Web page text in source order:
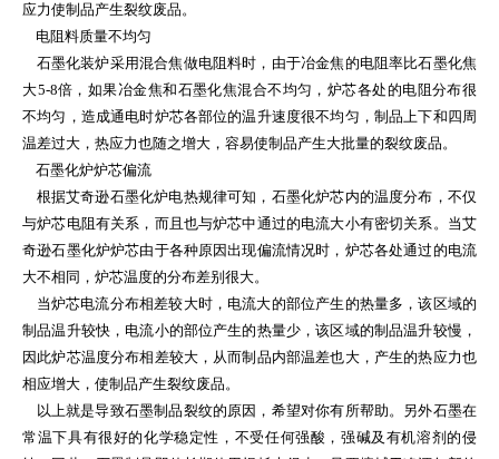
应力使制品产生裂纹废品。
电阻料质量不均匀
石墨化装炉采用混合焦做电阻料时，由于冶金焦的电阻率比石墨化焦
大5-8倍，如果冶金焦和石墨化焦混合不均匀，炉芯各处的电阻分布很
不均匀，造成通电时炉芯各部位的温升速度很不均匀，制品上下和四周
温差过大，热应力也随之增大，容易使制品产生大批量的裂纹废品。
石墨化炉炉芯偏流
根据艾奇逊石墨化炉电热规律可知，石墨化炉芯内的温度分布，不仅
与炉芯电阻有关系，而且也与炉芯中通过的电流大小有密切关系。当艾
奇逊石墨化炉炉芯由于各种原因出现偏流情况时，炉芯各处通过的电流
大不相同，炉芯温度的分布差别很大。
当炉芯电流分布相差较大时，电流大的部位产生的热量多，该区域的
制品温升较快，电流小的部位产生的热量少，该区域的制品温升较慢，
因此炉芯温度分布相差较大，从而制品内部温差也大，产生的热应力也
相应增大，使制品产生裂纹废品。
以上就是导致石墨制品裂纹的原因，希望对你有所帮助。另外石墨在
常温下具有很好的化学稳定性，不受任何强酸，强碱及有机溶剂的侵